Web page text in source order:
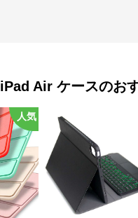
iPad Air ケースのお
人気